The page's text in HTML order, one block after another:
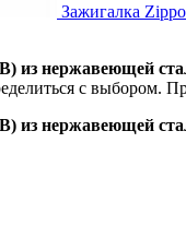
Зажигалка
из нержавеющей
с выбором.
из нержавеющей